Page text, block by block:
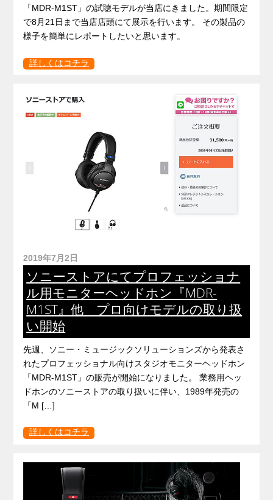
「MDR-M1ST」の試聴モデルが当店にきました。期間限定
で8月21日まで当店店頭にて展示を行います。 その製品の
様子を簡単にレポートしたいと思います。
詳しくはコチラ
2019年7月2日
ソニーストアにてプロフェッショナ
ル用モニターヘッドホン『MDR-
M1ST』他 プロ向けモデルの取り扱
い開始
先週、ソニー・ミュージックソリューションズから発表さ
れたプロフェッショナル向けスタジオモニターヘッドホン
「MDR-M1ST」の販売が開始になりました。 業務用ヘッ
ドホンのソニーストアの取り扱いに伴い、1989年発売の
「M […]
詳しくはコチラ